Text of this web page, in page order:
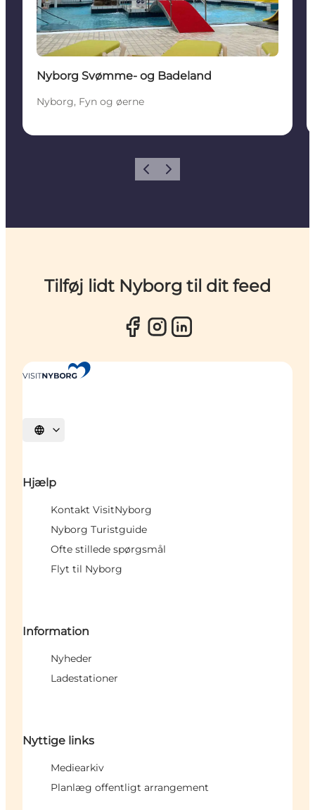
Nyborg Svømme- og Badeland
Nyborg, Fyn og øerne
ForrigeNæste
Tilføj lidt Nyborg til dit feed
Vælg sprog
Hjælp
Kontakt VisitNyborg
Nyborg Turistguide
Ofte stillede spørgsmål
Flyt til Nyborg
Information
Nyheder
Ladestationer
Nyttige links
Mediearkiv
Planlæg offentligt arrangement